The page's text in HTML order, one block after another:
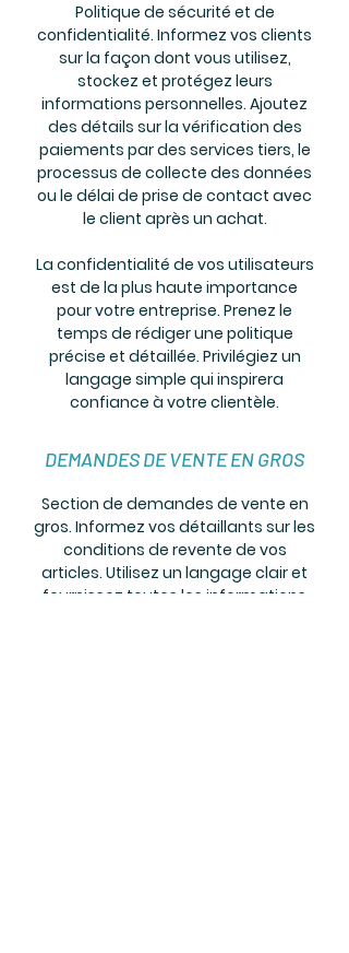
Politique de sécurité et de
confidentialité. Informez vos clients
sur la façon dont vous utilisez,
stockez et protégez leurs
informations personnelles. Ajoutez
des détails sur la vérification des
paiements par des services tiers, le
processus de collecte des données
ou le délai de prise de contact avec
le client après un achat.
La confidentialité de vos utilisateurs
est de la plus haute importance
pour votre entreprise. Prenez le
temps de rédiger une politique
précise et détaillée. Privilégiez un
langage simple qui inspirera
confiance à votre clientèle.​
DEMANDES DE VENTE EN GROS
Section de demandes de vente en
gros. Informez vos détaillants sur les
conditions de revente de vos
articles. Utilisez un langage clair et
fournissez toutes les informations